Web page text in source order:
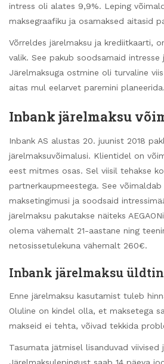
intress oli alates 9,9%. Leping
maksegraafiku ja osamaksed aitasid
Võrreldes järelmaksu ja krediitkaarti,
valik. See pakub soodsamaid intresse
Järelmaksuga ostmine oli turvaline
aitas mul eelarvet paremini planeerida.
Inbank järelmaksu
Inbank AS alustas 20. juunist 2018
järelmaksuvõimalusi. Klientidel on
eest mitmes osas. Sel viisil tehakse
partnerkaupmeestega. See
maksetingimusi ja soodsaid
järelmaksu pakutakse näiteks
olema vähemalt 21-aastane ning
netosissetulekuna vähemalt 260€.
Inbank järelmaksu
Enne järelmaksu kasutamist tuleb
Oluline on kindel olla, et maksetega
makseid ei tehta, võivad tekkida
Tasumata jätmisel lisanduvad viivised